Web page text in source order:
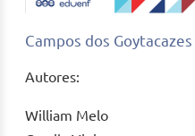
Campos dos Goytacazes
Autores:
William Melo